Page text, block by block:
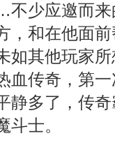
少应邀而来
，和在他面
如其他玩家
血传奇，第
静多了，传
士。